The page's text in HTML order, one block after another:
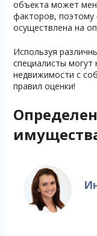
объекта может
факторов,
осуществлена на
Используя
специалисты
недвижимости с
правил оценки!